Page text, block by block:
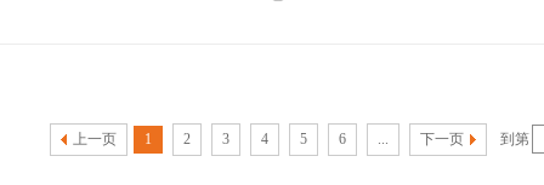
上一页 1 2 3 4 5 6 ... 下一页 到第